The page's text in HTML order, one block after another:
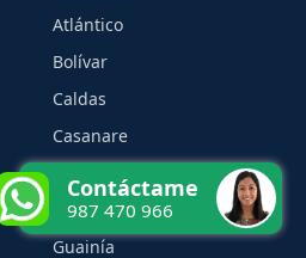
Atlántico
Bolívar
Caldas
Casanare
Córdoba
Guainía
Contáctame
987 470 966